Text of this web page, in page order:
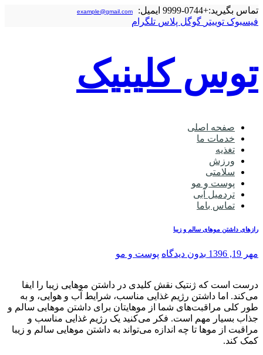
تماس بگیرید:+0744-9999 ایمیل: example@gmail.com
فیسبوک توییتر گوگل‌ پلاس تلگرام
توس کلینیک
صفحه اصلی
خدمات ما
تغذیه
ورزش
سلامتی
پوست و مو
تردمیل آبی
تماس باما
رازهای داشتن موهای سالم و زیبا
مهر 19, 1396 بدون دیدگاه پوست و مو
درست است که ژنتیک نقش کلیدی در داشتن موهایی زیبا را ایفا
می‌کند. اما داشتن رژیم غذایی مناسب، شرایط آب و هوایی، و به
طور کلی مراقبت‌های شما از موهایتان برای داشتن موهایی سالم و
جذاب بسیار مهم است. فکر می‌کنید یک رژیم غذایی مناسب و
مراقبت از مو‌ها تا چه اندازه می‌تواند به داشتن موهایی سالم و زیبا
کمک کند.